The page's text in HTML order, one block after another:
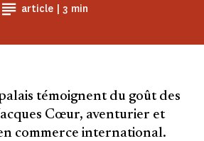
article | Temps de Lecture
3 min
témoignent du goût des
Cœur, aventurier et
commerce international.